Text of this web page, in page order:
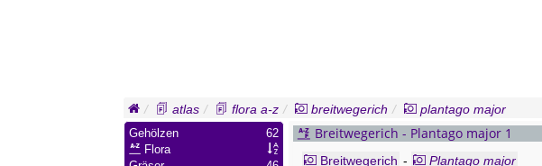
atlas flora a-z breitwegerich
plantago major
Breitwegerich - Plantago major 1
Breitwegerich -
Plantago major
62
Gehölzen
Flora